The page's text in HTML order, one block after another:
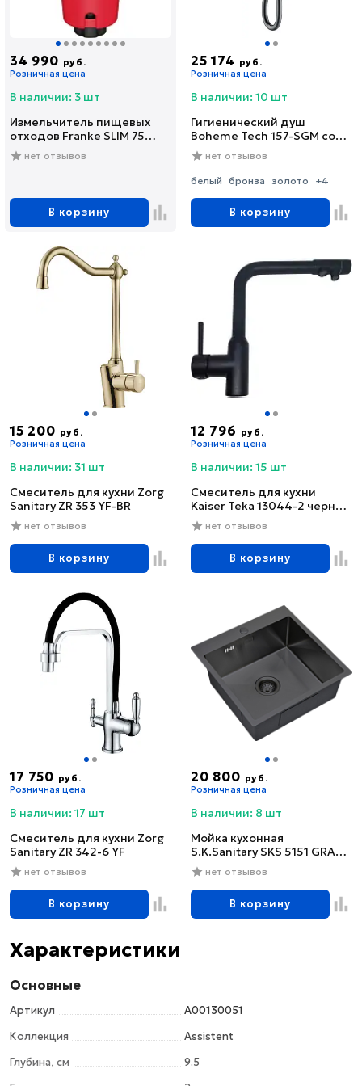
34 990 руб.
Розничная цена
В наличии: 3 шт
Измельчитель пищевых
отходов Franke SLIM 75
(134.0715.096)
нет отзывов
В корзину
25 174 руб.
Розничная цена
В наличии: 10 шт
Гигиенический душ
Boheme Tech 157-SGM со
смесителем, С
ВНУТРЕННЕЙ ЧАСТЬЮ,
shine gun metal
нет отзывов
белый бронза золото +4
В корзину
15 200 руб.
Розничная цена
В наличии: 31 шт
Смеситель для кухни Zorg
Sanitary ZR 353 YF-BR
нет отзывов
В корзину
12 796 руб.
Розничная цена
В наличии: 15 шт
Смеситель для кухни
Kaiser Teka 13044-2 черный
глянцевый
нет отзывов
В корзину
17 750 руб.
Розничная цена
В наличии: 17 шт
Смеситель для кухни Zorg
Sanitary ZR 342-6 YF
нет отзывов
В корзину
20 800 руб.
Розничная цена
В наличии: 8 шт
Мойка кухонная
S.K.Sanitary SKS 5151 GRAFIT
с сифоном
нет отзывов
В корзину
Характеристики
Основные
Артикул
А00130051
Коллекция
Assistent
Глубина, см
9.5